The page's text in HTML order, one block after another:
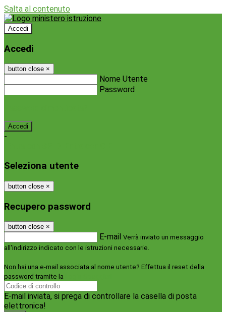
Salta al contenuto
Accedi
Accedi
button close ×
Nome Utente
Password
-
Seleziona utente
button close ×
Recupero password
button close ×
E-mail Verrà inviato un messaggio
all'indirizzo indicato con le istruzioni necessarie.
Non hai una e-mail associata al nome utente? Effettua il reset della
password tramite la
E-mail inviata, si prega di controllare la casella di posta
elettronica!